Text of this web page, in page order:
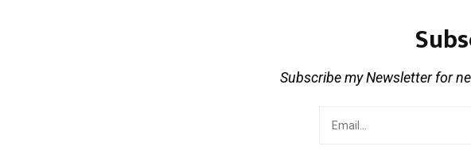
Subscribe my Newsletter for